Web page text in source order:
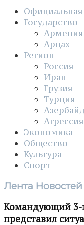
Государство
Армения
Арцах
Регион
Россия
Иран
Грузия
Турция
Экономика
Общество
Культура
Спорт
Лента Новостей
Командующий 3-
представил